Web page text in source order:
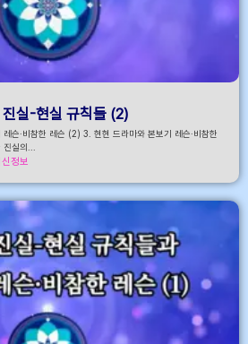
실-현실 규칙들 (2)
슨·비참한 레슨 (2) 3. 현현 드라마와 본보기 레슨·비참한
실의...
정보